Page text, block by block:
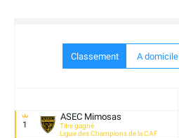
Classement A domicile
1
ASEC Mimosas
Titre gagné
Ligue des Champions de la CAF